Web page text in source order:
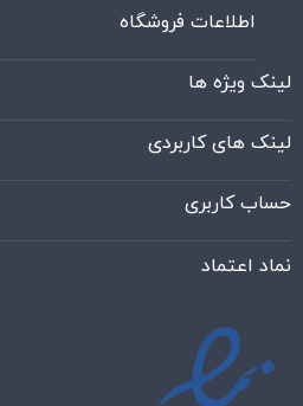
اطلاعات فروشگاه
لینک ویژه ها
لینک های کاربردی
حساب کاربری
نماد اعتماد